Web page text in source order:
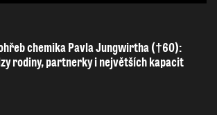
chemika Pavla Jungwirtha (†60):
rodiny, partnerky i největších kapacit